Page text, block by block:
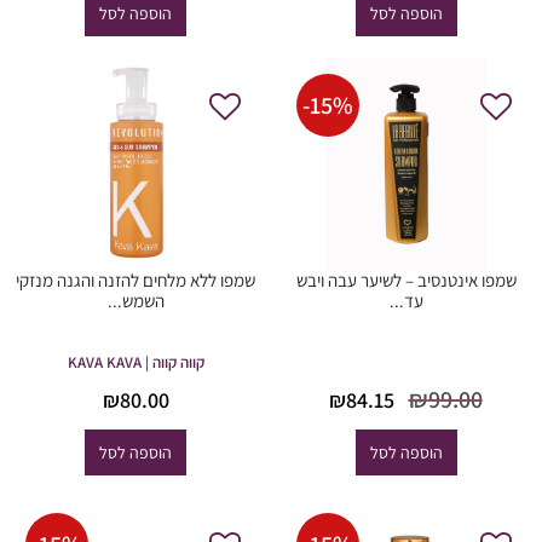
₪100.00.הוספה לסל
₪120.00.הוספה לסל
-15%
שמפו אינטנסיב – לשיער עבה ויבש
עד...
₪99.00
המחיר
היה:
₪99.00.
₪84.15
הוספה לסל
שמפו ללא מלחים להזנה והגנה מנזקי
השמש...
קווה קווה | KAVA KAVA
₪80.00
הוספה לסל